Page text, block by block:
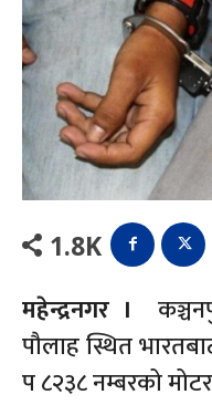
1.8K
महेन्द्रनगर ।
पौलाह स्थित
प ८२३८ नम्बरको